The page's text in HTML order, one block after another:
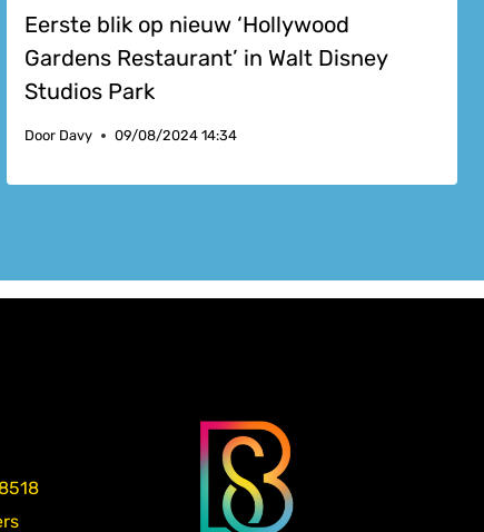
Eerste blik op nieuw ‘Hollywood
Gardens Restaurant’ in Walt Disney
Studios Park
Door Davy 09/08/2024 14:34